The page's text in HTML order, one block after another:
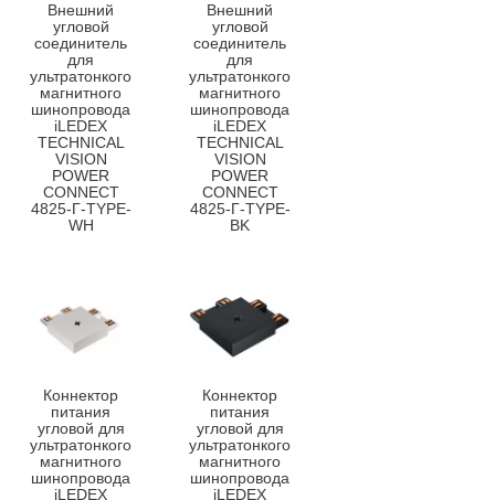
Внешний
угловой
соединитель
для
ультратонкого
магнитного
шинопровода
iLEDEX
TECHNICAL
VISION
POWER
CONNECT
4825-Г-TYPE-
WH
Внешний
угловой
соединитель
для
ультратонкого
магнитного
шинопровода
iLEDEX
TECHNICAL
VISION
POWER
CONNECT
4825-Г-TYPE-
BK
Коннектор
питания
угловой для
ультратонкого
магнитного
шинопровода
iLEDEX
Коннектор
питания
угловой для
ультратонкого
магнитного
шинопровода
iLEDEX